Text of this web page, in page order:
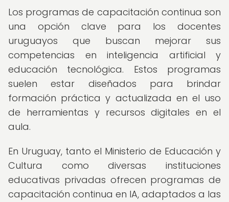
Los programas de capacitación continua son
una opción clave para los docentes
uruguayos que buscan mejorar sus
competencias en inteligencia artificial y
educación tecnológica. Estos programas
suelen estar diseñados para brindar
formación práctica y actualizada en el uso
de herramientas y recursos digitales en el
aula.
En Uruguay, tanto el Ministerio de Educación y
Cultura como diversas instituciones
educativas privadas ofrecen programas de
capacitación continua en IA, adaptados a las